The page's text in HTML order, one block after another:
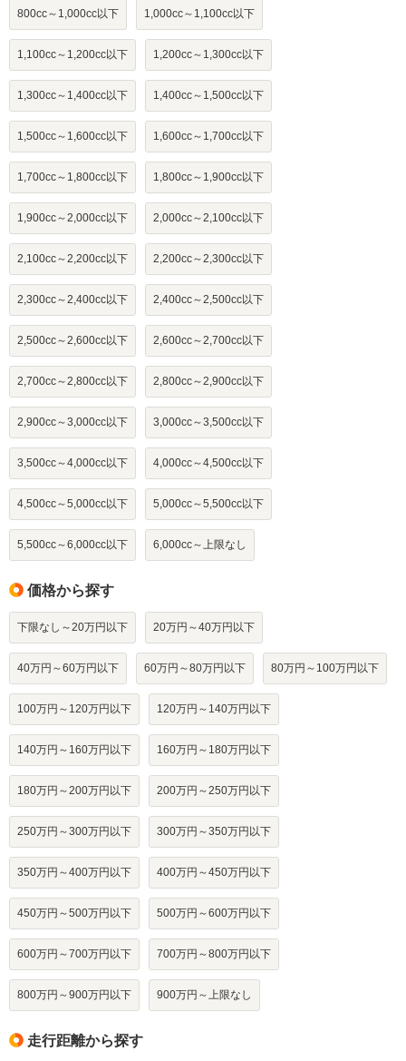
800cc～1,000cc以下 1,000cc～1,100cc以下
1,100cc～1,200cc以下 1,200cc～1,300cc以下
1,300cc～1,400cc以下 1,400cc～1,500cc以下
1,500cc～1,600cc以下 1,600cc～1,700cc以下
1,700cc～1,800cc以下 1,800cc～1,900cc以下
1,900cc～2,000cc以下 2,000cc～2,100cc以下
2,100cc～2,200cc以下 2,200cc～2,300cc以下
2,300cc～2,400cc以下 2,400cc～2,500cc以下
2,500cc～2,600cc以下 2,600cc～2,700cc以下
2,700cc～2,800cc以下 2,800cc～2,900cc以下
2,900cc～3,000cc以下 3,000cc～3,500cc以下
3,500cc～4,000cc以下 4,000cc～4,500cc以下
4,500cc～5,000cc以下 5,000cc～5,500cc以下
5,500cc～6,000cc以下 6,000cc～上限なし
価格から探す
下限なし～20万円以下 20万円～40万円以下
40万円～60万円以下 60万円～80万円以下 80万円～100万円以下
100万円～120万円以下 120万円～140万円以下
140万円～160万円以下 160万円～180万円以下
180万円～200万円以下 200万円～250万円以下
250万円～300万円以下 300万円～350万円以下
350万円～400万円以下 400万円～450万円以下
450万円～500万円以下 500万円～600万円以下
600万円～700万円以下 700万円～800万円以下
800万円～900万円以下 900万円～上限なし
走行距離から探す